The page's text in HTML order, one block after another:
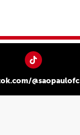
@saopaulofc